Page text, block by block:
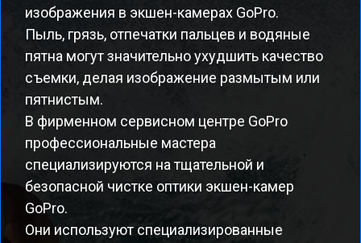
изображения в экшен-камерах GoPro.
Пыль, грязь, отпечатки пальцев и водяные
пятна могут значительно ухудшить качество
съемки, делая изображение размытым или
пятнистым.
В фирменном сервисном центре GoPro
профессиональные мастера
специализируются на тщательной и
безопасной чистке оптики экшен-камер
GoPro.
Они используют специализированные